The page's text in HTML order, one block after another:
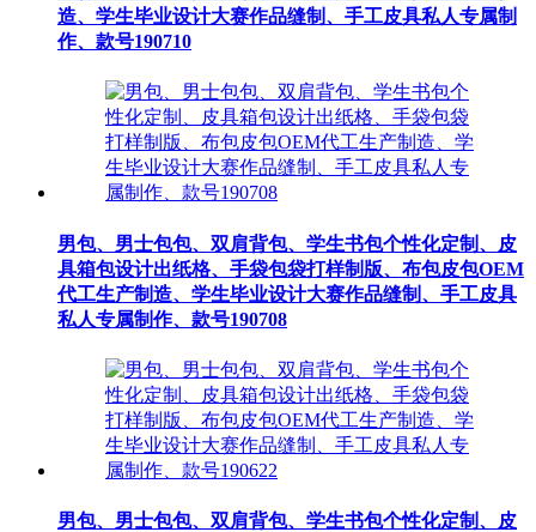
造、学生毕业设计大赛作品缝制、手工皮具私人专属制
作、款号190710
男包、男士包包、双肩背包、学生书包个性化定制、皮
具箱包设计出纸格、手袋包袋打样制版、布包皮包OEM
代工生产制造、学生毕业设计大赛作品缝制、手工皮具
私人专属制作、款号190708
男包、男士包包、双肩背包、学生书包个性化定制、皮